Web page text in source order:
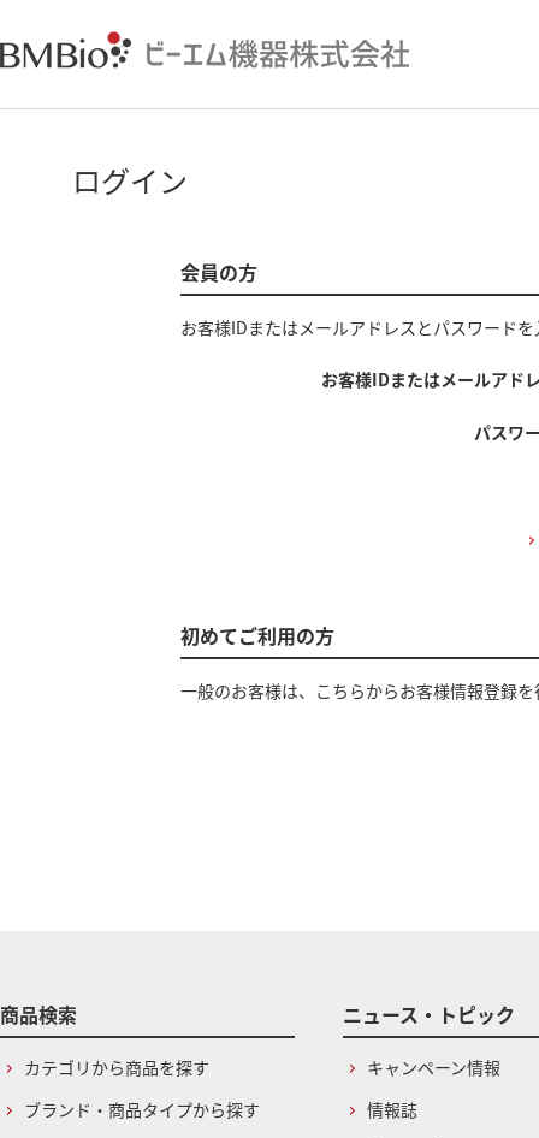
ログイン
会員の方
お客様IDまたはメールアドレス とパスワード
お客様IDまたはメールアド
パスワ
初めてご利用の方
一般のお客様は、こちらからお客様情報登録
商品検索
カテゴリから商品を探す
ブランド・商品タイプから探す
ニュース・トピック
キャンペーン情報
情報誌